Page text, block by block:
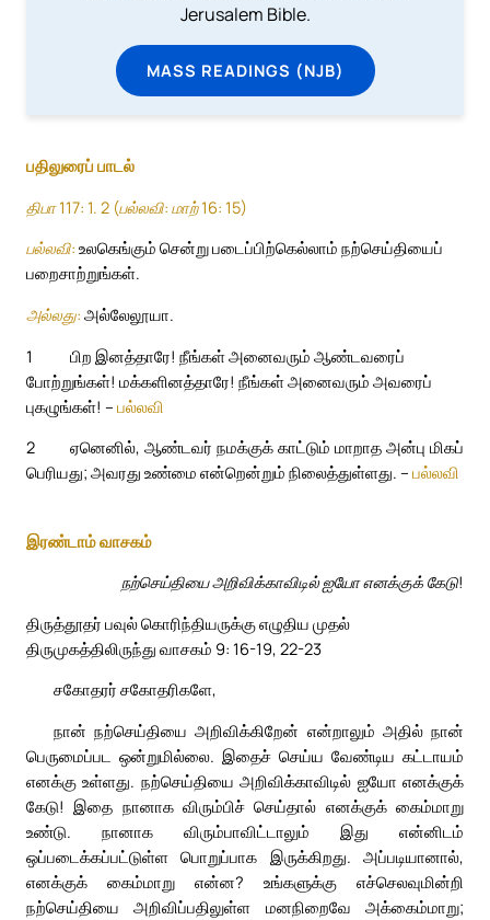
Jerusalem Bible.
MASS READINGS (NJB)
பதிலுரைப் பாடல்
திபா 117: 1. 2 (பல்லவி: மாற் 16: 15)
பல்லவி: உலகெங்கும் சென்று படைப்பிற்கெல்லாம் நற்செய்தியைப்
பறைசாற்றுங்கள்.
அல்லது: அல்லேலூயா.
1
பிற இனத்தாரே! நீங்கள் அனைவரும் ஆண்டவரைப்
போற்றுங்கள்! மக்களினத்தாரே! நீங்கள் அனைவரும் அவரைப்
புகழுங்கள்! – பல்லவி
2
ஏனெனில், ஆண்டவர் நமக்குக் காட்டும் மாறாத அன்பு மிகப்
பெரியது; அவரது உண்மை என்றென்றும் நிலைத்துள்ளது. – பல்லவி
இரண்டாம் வாசகம்
நற்செய்தியை அறிவிக்காவிடில் ஐயோ எனக்குக் கேடு!
திருத்தூதர் பவுல் கொரிந்தியருக்கு எழுதிய முதல்
திருமுகத்திலிருந்து வாசகம் 9: 16-19, 22-23
சகோதரர் சகோதரிகளே,
நான் நற்செய்தியை அறிவிக்கிறேன் என்றாலும் அதில் நான்
பெருமைப்பட ஒன்றுமில்லை. இதைச் செய்ய வேண்டிய கட்டாயம்
எனக்கு உள்ளது. நற்செய்தியை அறிவிக்காவிடில் ஐயோ எனக்குக்
கேடு! இதை நானாக விரும்பிச் செய்தால் எனக்குக் கைம்மாறு
உண்டு. நானாக விரும்பாவிட்டாலும் இது என்னிடம்
ஒப்படைக்கப்பட்டுள்ள பொறுப்பாக இருக்கிறது. அப்படியானால்,
எனக்குக் கைம்மாறு என்ன? உங்களுக்கு எச்செலவுமின்றி
நற்செய்தியை அறிவிப்பதிலுள்ள மனநிறைவே அக்கைம்மாறு;